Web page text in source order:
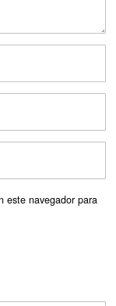
este navegador para